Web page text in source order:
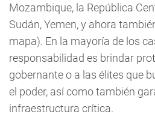
Mozambique, la República
Sudán, Yemen, y ahora
mapa). En la mayoría de los
responsabilidad es brindar
gobernante o a las élites que
el poder, así como también
infraestructura crítica.